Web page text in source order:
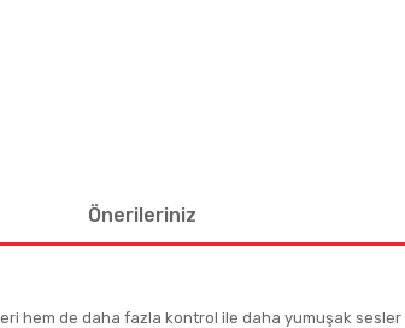
Önerileriniz
hem de daha fazla kontrol ile daha yumuşak